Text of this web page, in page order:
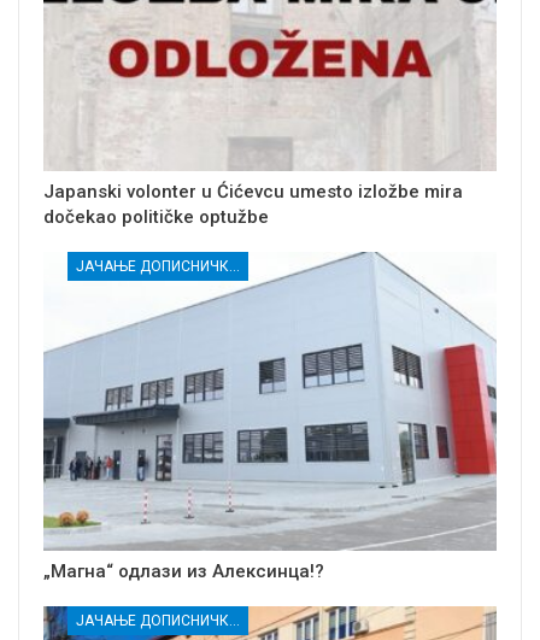
Japanski volonter u Ćićevcu umesto izložbe mira
dočekao političke optužbe
„Магна“ одлази из Алексинца!?